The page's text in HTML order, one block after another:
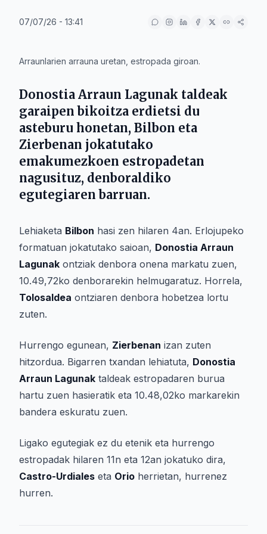
07/07/26 - 13:41
Arraunlarien arrauna uretan, estropada giroan.
Donostia Arraun Lagunak taldeak
garaipen bikoitza erdietsi du
asteburu honetan, Bilbon eta
Zierbenan jokatutako
emakumezkoen estropadetan
nagusituz, denboraldiko
egutegiaren barruan.
Lehiaketa Bilbon hasi zen hilaren 4an. Erlojupeko
formatuan jokatutako saioan, Donostia Arraun
Lagunak ontziak denbora onena markatu zuen,
10.49,72ko denborarekin helmugaratuz. Horrela,
Tolosaldea ontziaren denbora hobetzea lortu
zuten.
Hurrengo egunean, Zierbenan izan zuten
hitzordua. Bigarren txandan lehiatuta, Donostia
Arraun Lagunak taldeak estropadaren burua
hartu zuen hasieratik eta 10.48,02ko markarekin
bandera eskuratu zuen.
Ligako egutegiak ez du etenik eta hurrengo
estropadak hilaren 11n eta 12an jokatuko dira,
Castro-Urdiales eta Orio herrietan, hurrenez
hurren.